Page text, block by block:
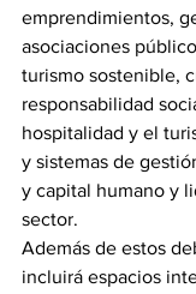
emprendimientos,
asociaciones
turismo sostenible,
responsabilidad
hospitalidad y el
y sistemas de
y capital humano y
sector.
Además de estos
incluirá espacios